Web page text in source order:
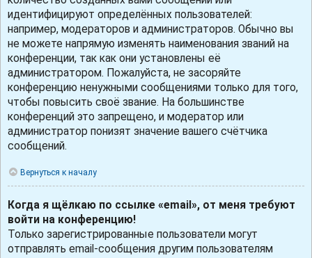
идентифицируют определённых пользователей:
например, модераторов и администраторов. Обычно вы
не можете напрямую изменять наименования званий на
конференции, так как они установлены её
администратором. Пожалуйста, не засоряйте
конференцию ненужными сообщениями только для того,
чтобы повысить своё звание. На большинстве
конференций это запрещено, и модератор или
администратор понизят значение вашего счётчика
сообщений.
Вернуться к началу
Когда я щёлкаю по ссылке «email», от меня требуют
войти на конференцию!
Только зарегистрированные пользователи могут
отправлять email-сообщения другим пользователям